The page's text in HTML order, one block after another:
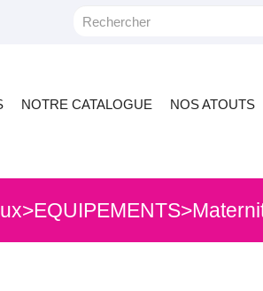
NOTRE CATALOGUE NOS ATOUTS
>EQUIPEMENTS>